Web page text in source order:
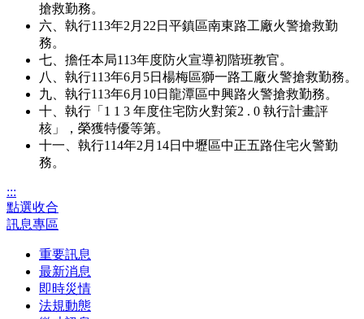
搶救勤務。
六、執行113年2月22日平鎮區南東路工廠火警搶救勤
務。
七、擔任本局113年度防火宣導初階班教官。
八、執行113年6月5日楊梅區獅一路工廠火警搶救勤務。
九、執行113年6月10日龍潭區中興路火警搶救勤務。
十、執行「1 1 3 年度住宅防火對策2 . 0 執行計畫評
核」，榮獲特優等第。
十一、執行114年2月14日中壢區中正五路住宅火警勤
務。
:::
點選收合
訊息專區
重要訊息
最新消息
即時災情
法規動態